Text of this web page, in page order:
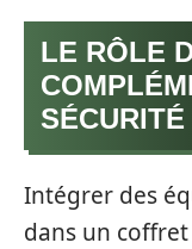
LE RÔLE
Intégrer des
dans un